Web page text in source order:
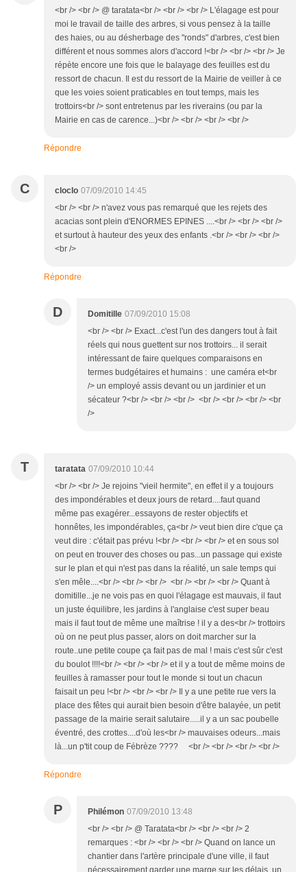
<br /> <br /> @ taratata<br /> <br /> <br /> L'élagage est pour
moi le travail de taille des arbres, si vous pensez à la taille
des haies, ou au désherbage des "ronds" d'arbres, c'est bien
différent et nous sommes alors d'accord !<br /> <br /> <br /> Je
répète encore une fois que le balayage des feuilles est du
ressort de chacun. Il est du ressort de la Mairie de veiller à ce
que les voies soient praticables en tout temps, mais les
trottoirs<br /> sont entretenus par les riverains (ou par la
Mairie en cas de carence...)<br /> <br /> <br /> <br />
Répondre
C cloclo 07/09/2010 14:45
<br /> <br /> n'avez vous pas remarqué que les rejets des
acacias sont plein d'ENORMES EPINES ....<br /> <br /> <br />
et surtout à hauteur des yeux des enfants .<br /> <br /> <br />
<br />
Répondre
D Domitille 07/09/2010 15:08
<br /> <br /> Exact...c'est l'un des dangers tout à fait
réels qui nous guettent sur nos trottoirs... il serait
intéressant de faire quelques comparaisons en
termes budgétaires et humains : une caméra et<br
/> un employé assis devant ou un jardinier et un
sécateur ?<br /> <br /> <br /> <br /> <br /> <br /> <br
/>
T taratata 07/09/2010 10:44
<br /> <br /> Je rejoins "vieil hermite", en effet il y a toujours
des impondérables et deux jours de retard....faut quand
même pas exagérer...essayons de rester objectifs et
honnêtes, les impondérables, ça<br /> veut bien dire c'que ça
veut dire : c'était pas prévu !<br /> <br /> <br /> et en sous sol
on peut en trouver des choses ou pas...un passage qui existe
sur le plan et qui n'est pas dans la réalité, un sale temps qui
s'en mêle....<br /> <br /> <br /> <br /> <br /> <br /> Quant à
domitille...je ne vois pas en quoi l'élagage est mauvais, il faut
un juste équilibre, les jardins à l'anglaise c'est super beau
mais il faut tout de même une maîtrise ! il y a des<br /> trottoirs
où on ne peut plus passer, alors on doit marcher sur la
route..une petite coupe ça fait pas de mal ! mais c'est sûr c'est
du boulot !!!!<br /> <br /> <br /> et il y a tout de même moins de
feuilles à ramasser pour tout le monde si tout un chacun
faisait un peu !<br /> <br /> <br /> Il y a une petite rue vers la
place des fêtes qui aurait bien besoin d'être balayée, un petit
passage de la mairie serait salutaire.....il y a un sac poubelle
éventré, des crottes....d'où les<br /> mauvaises odeurs...mais
là...un p'tit coup de Fébrèze ???? <br /> <br /> <br /> <br />
Répondre
P Philémon 07/09/2010 13:48
<br /> <br /> @ Taratata<br /> <br /> <br /> 2
remarques : <br /> <br /> <br /> Quand on lance un
chantier dans l'artère principale d'une ville, il faut